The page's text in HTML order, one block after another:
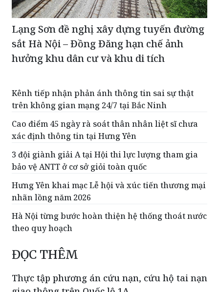
Lạng Sơn đề nghị xây dựng tuyến đường
sắt Hà Nội – Đồng Đăng hạn chế ảnh
hưởng khu dân cư và khu di tích
Kênh tiếp nhận phản ánh thông tin sai sự thật
trên không gian mạng 24/7 tại Bắc Ninh
Cao điểm 45 ngày rà soát thân nhân liệt sĩ chưa
xác định thông tin tại Hưng Yên
3 đội giành giải A tại Hội thi lực lượng tham gia
bảo vệ ANTT ở cơ sở giỏi toàn quốc
Hưng Yên khai mạc Lễ hội và xúc tiến thương mại
nhãn lồng năm 2026
Hà Nội từng bước hoàn thiện hệ thống thoát nước
theo quy hoạch
ĐỌC THÊM
Thực tập phương án cứu nạn, cứu hộ tai nạn